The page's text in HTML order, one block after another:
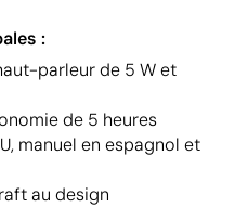
:
parleur de 5 W et
de 5 heures
manuel en espagnol et
au design